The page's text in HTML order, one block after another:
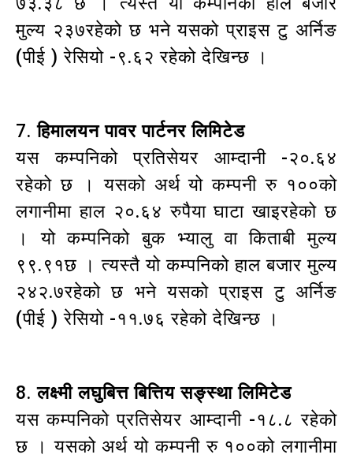
मुल्य २३७रहेको छ भने यसको प्राइस टु अर्निङ
(पीई ) रेसियो -९.६२ रहेको देखिन्छ ।
7.हिमालयन पावर पार्टनर लिमिटेड
यस कम्पनिको प्रतिसेयर आम्दानी -२०.६४
रहेको छ । यसको अर्थ यो कम्पनी रु १००को
लगानीमा हाल २०.६४ रुपैया घाटा खाइरहेको छ
। यो कम्पनिको बुक भ्यालु वा किताबी मुल्य
९९.९१छ । त्यस्तै यो कम्पनिको हाल बजार मुल्य
२४२.७रहेको छ भने यसको प्राइस टु अर्निङ
(पीई ) रेसियो -११.७६ रहेको देखिन्छ ।
8.लक्ष्मी लघुबित्त बित्तिय सङ्स्था लिमिटेड
यस कम्पनिको प्रतिसेयर आम्दानी -१८.८ रहेको
छ । यसको अर्थ यो कम्पनी रु १००को लगानीमा